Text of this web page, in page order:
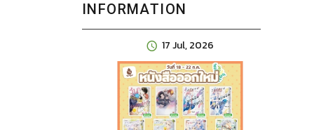
INFORMATION
17 Jul, 2026